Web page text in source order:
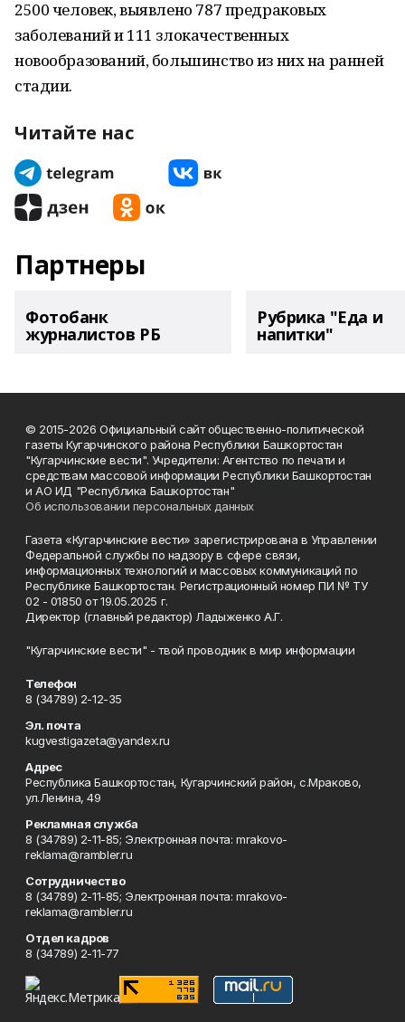
2500 человек, выявлено 787 предраковых
заболеваний и 111 злокачественных
новообразований, большинство из них на ранней
стадии.
Читайте нас
Партнеры
Фотобанк
журналистов РБ
Рубрика "Еда и
напитки"
© 2015-2026 Официальный сайт общественно-политической
газеты Кугарчинского района Республики Башкортостан
"Кугарчинские вести". Учредители: Агентство по печати и
средствам массовой информации Республики Башкортостан
и АО ИД "Республика Башкортостан"
Об использовании персональных данных
Газета «Кугарчинские вести» зарегистрирована в Управлении
Федеральной службы по надзору в сфере связи,
информационных технологий и массовых коммуникаций по
Республике Башкортостан. Регистрационный номер ПИ № ТУ
02 - 01850 от 19.05.2025 г.
Директор (главный редактор) Ладыженко А.Г.
"Кугарчинские вести" - твой проводник в мир информации
Телефон
8 (34789) 2-12-35
Эл. почта
kugvestigazeta@yandex.ru
Адрес
Республика Башкортостан, Кугарчинский район, с.Мраково,
ул.Ленина, 49
Рекламная служба
8 (34789) 2-11-85; Электронная почта: mrakovo-
reklama@rambler.ru
Сотрудничество
8 (34789) 2-11-85; Электронная почта: mrakovo-
reklama@rambler.ru
Отдел кадров
8 (34789) 2-11-77